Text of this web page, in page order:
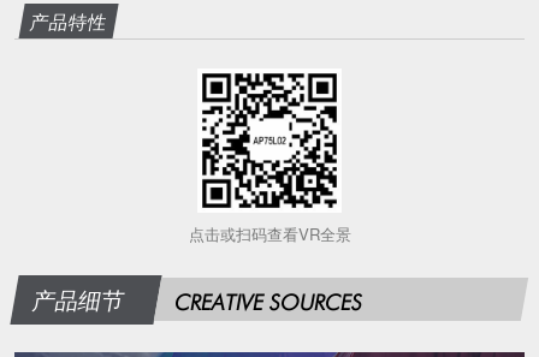
产品特性
点击或扫码查看VR全景
产品细节 CREATIVE SOURCES